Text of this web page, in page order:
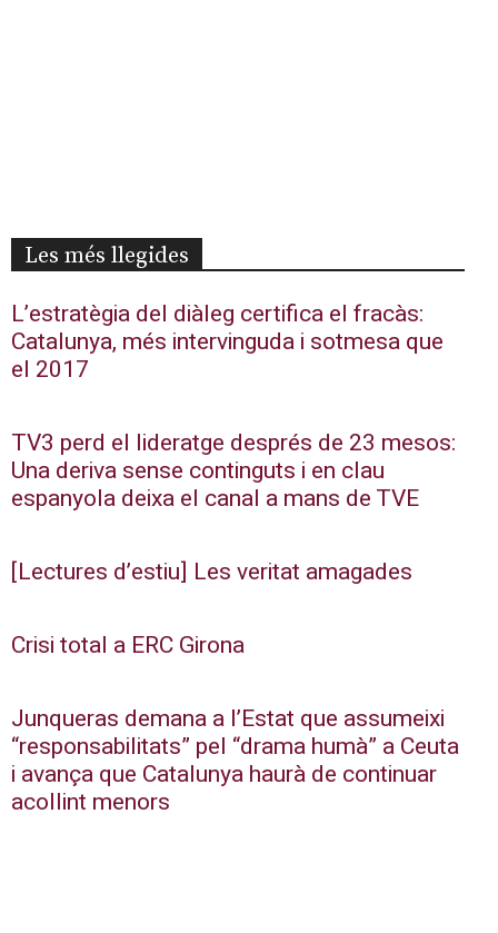
Les més llegides
L’estratègia del diàleg certifica el fracàs:
Catalunya, més intervinguda i sotmesa que
el 2017
TV3 perd el lideratge després de 23 mesos:
Una deriva sense continguts i en clau
espanyola deixa el canal a mans de TVE
[Lectures d’estiu] Les veritat amagades
Crisi total a ERC Girona
Junqueras demana a l’Estat que assumeixi
“responsabilitats” pel “drama humà” a Ceuta
i avança que Catalunya haurà de continuar
acollint menors